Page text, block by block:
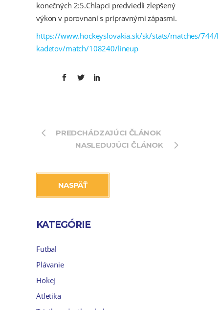
konečných 2:5.Chlapci predviedli zlepšený
výkon v porovnaní s prípravnými zápasmi.
https://www.hockeyslovakia.sk/sk/stats/matches/744/
kadetov/match/108240/lineup
PREDCHÁDZAJÚCI ČLÁNOK
NASLEDUJÚCI ČLÁNOK
NASPÄŤ
KATEGÓRIE
Futbal
Plávanie
Hokej
Atletika